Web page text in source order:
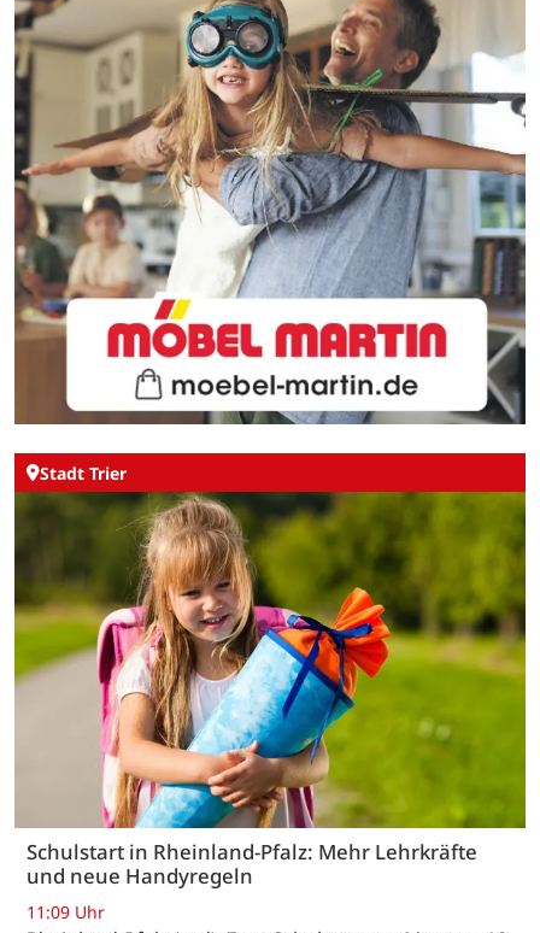
Stadt Trier
Schulstart in Rheinland-Pfalz: Mehr Lehrkräfte
und neue Handyregeln
11:09 Uhr